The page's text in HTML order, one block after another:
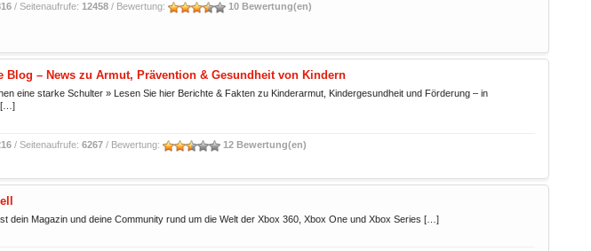
/ Seitenaufrufe: 12458/ Bewertung: 10 Bewertung(en)
Blog – News zu Armut, Prävention & Gesundheit von Kindern
eine starke Schulter » Lesen Sie hier Berichte & Fakten zu Kinderarmut, Kindergesundheit und Förderung – in
[…]
/ Seitenaufrufe: 6267/ Bewertung: 12 Bewertung(en)
dein Magazin und deine Community rund um die Welt der Xbox 360, Xbox One und Xbox Series […]